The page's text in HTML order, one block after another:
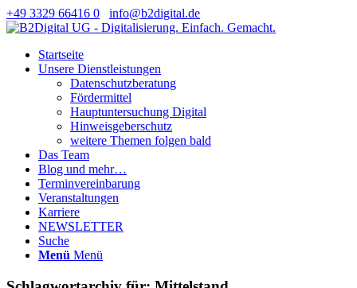
+49 3329 66416 0 info@b2digital.de
Startseite
Unsere Dienstleistungen
Datenschutzberatung
Fördermittel
Hauptuntersuchung Digital
Hinweisgeberschutz
weitere Themen folgen bald
Das Team
Blog und mehr…
Terminvereinbarung
Veranstaltungen
Karriere
NEWSLETTER
Suche
Menü Menü